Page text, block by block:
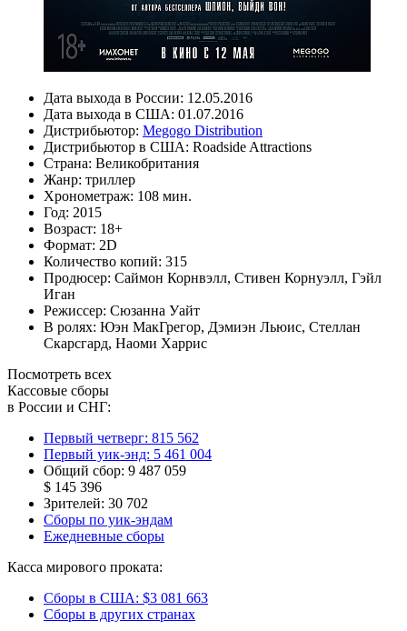
Дата выхода в России: 12.05.2016
Дата выхода в США: 01.07.2016
Дистрибьютор: Megogo Distribution
Дистрибьютор в США: Roadside Attractions
Страна: Великобритания
Жанр: триллер
Хронометраж: 108 мин.
Год: 2015
Возраст: 18+
Формат: 2D
Количество копий: 315
Продюсер: Саймон Корнвэлл, Стивен Корнуэлл, Гэйл
Иган
Режиссер: Сюзанна Уайт
В ролях: Юэн МакГрегор, Дэмиэн Льюис, Стеллан
Скарсгард, Наоми Харрис
Посмотреть всех
Кассовые сборы
в России и СНГ:
Первый четверг: 815 562
Первый уик-энд: 5 461 004
Общий сбор: 9 487 059
$ 145 396
Зрителей: 30 702
Сборы по уик-эндам
Ежедневные сборы
Касса мирового проката:
Сборы в США: $3 081 663
Сборы в других странах